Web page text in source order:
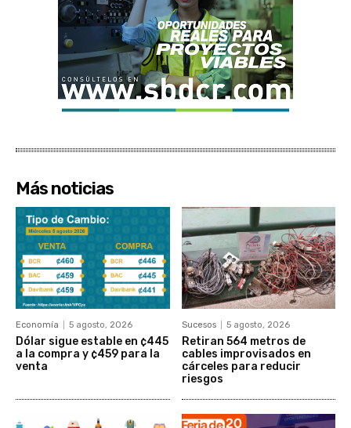
Más noticias
Economía 5 agosto, 2026
Dólar sigue estable en ¢445
a la compra y ¢459 para la
venta
Sucesos 5 agosto, 2026
Retiran 564 metros de
cables improvisados en
cárceles para reducir
riesgos